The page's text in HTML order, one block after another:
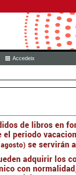
Accedeix